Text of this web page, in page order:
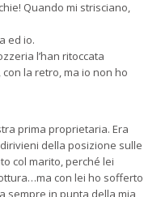
Quando mi strisciano,
ed io.
l’han ritoccata
la retro, ma io non ho
prima proprietaria. Era
della posizione sulle
col marito, perché lei
con lei ho sofferto
sempre in punta della mia